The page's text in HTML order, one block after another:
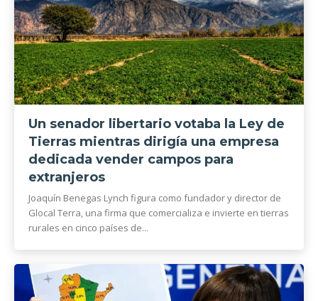
Un senador libertario votaba la Ley de
Tierras mientras dirigía una empresa
dedicada vender campos para
extranjeros
Joaquín Benegas Lynch figura como fundador y director de
Glocal Terra, una firma que comercializa e invierte en tierras
rurales en cinco países de...